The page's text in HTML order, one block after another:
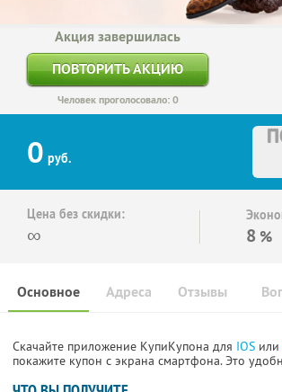
Акция завершилась
ПОВТОРИТЬ АКЦИЮ
Человек проголосовало: 0
0 руб.
Цена без скидки:
∞ 8 %
Основное Отзывы
Адреса
Скачайте приложение КупиКупона для IOS или
покажите купон с экрана смартфона. Это